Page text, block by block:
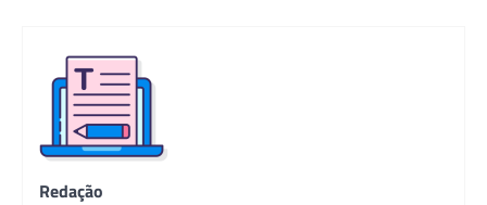
Redação